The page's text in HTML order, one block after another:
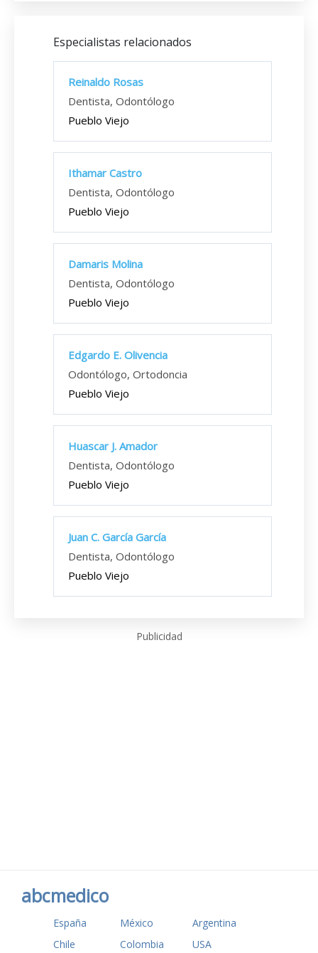
Especialistas relacionados
Reinaldo Rosas
Dentista, Odontólogo
Pueblo Viejo
Ithamar Castro
Dentista, Odontólogo
Pueblo Viejo
Damaris Molina
Dentista, Odontólogo
Pueblo Viejo
Edgardo E. Olivencia
Odontólogo, Ortodoncia
Pueblo Viejo
Huascar J. Amador
Dentista, Odontólogo
Pueblo Viejo
Juan C. García García
Dentista, Odontólogo
Pueblo Viejo
Publicidad
abcmedico
España México
Argentina
Chile
Colombia USA